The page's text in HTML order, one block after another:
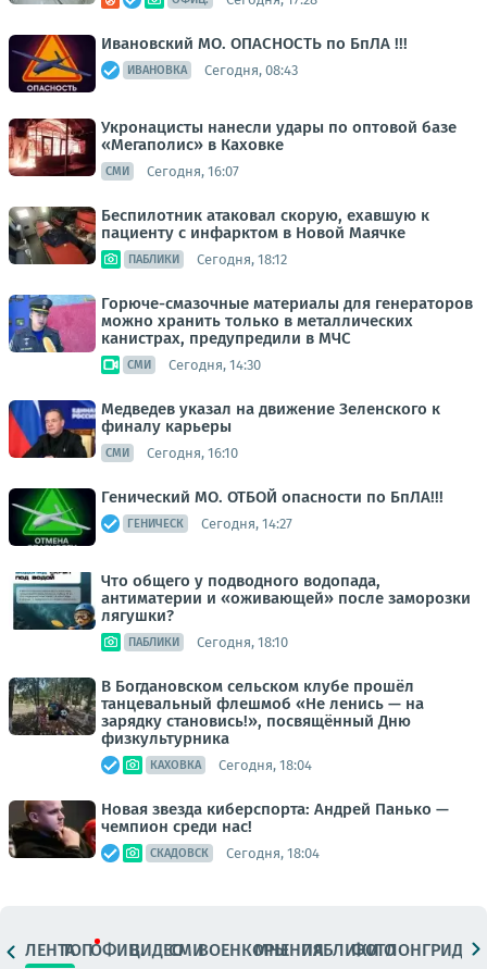
Ивановский МО. ОПАСНОСТЬ по БпЛА !!!
ИВАНОВКА Сегодня, 08:43
Укронацисты нанесли удары по оптовой базе
«Мегаполис» в Каховке
СМИ Сегодня, 16:07
Беспилотник атаковал скорую, ехавшую к
пациенту с инфарктом в Новой Маячке
ПАБЛИКИ Сегодня, 18:12
Горюче-смазочные материалы для генераторов
можно хранить только в металлических
канистрах, предупредили в МЧС
СМИ Сегодня, 14:30
Медведев указал на движение Зеленского к
финалу карьеры
СМИ Сегодня, 16:10
Генический МО. ОТБОЙ опасности по БпЛА!!!
ГЕНИЧЕСК Сегодня, 14:27
Что общего у подводного водопада,
антиматерии и «оживающей» после заморозки
лягушки?
ПАБЛИКИ Сегодня, 18:10
В Богдановском сельском клубе прошёл
танцевальный флешмоб «Не ленись — на
зарядку становись!», посвящённый Дню
физкультурника
КАХОВКА Сегодня, 18:04
Новая звезда киберспорта: Андрей Панько —
чемпион среди нас!
СКАДОВСК Сегодня, 18:04
ЛЕНТАТОПОФИЦ.ВИДЕОСМИВОЕНКОРЫМНЕНИЯПАБЛИКИ
ФОТОЛОНГРИДЫ